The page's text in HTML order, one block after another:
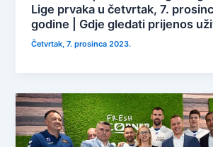
Lige prvaka u četvrtak, 7.
godine | Gdje gledati prijenos
Četvrtak, 7. prosinca 2023.